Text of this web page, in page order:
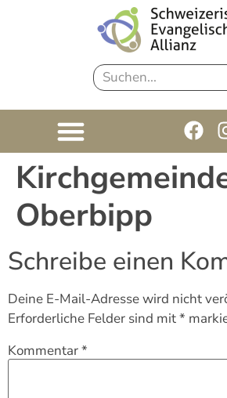
Oberbipp
Schreibe einen
Deine E-Mail-Adresse wird nicht
Erforderliche Felder sind mit*
Kommentar*